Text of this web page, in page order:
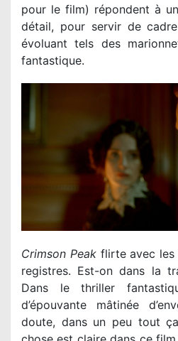
pour le film) répondent à
détail, pour servir de
évoluant tels des
fantastique.
Crimson Peakflirte avec les
registres. Est-on dans la
Dans le thriller
d’épouvante mâtinée
doute, dans un peu tout